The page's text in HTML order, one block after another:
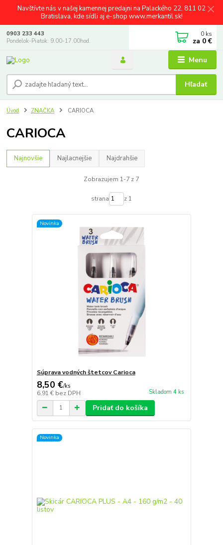
Navštívte nás v našej kamennej predajni na Palackého 22, 811 02
Bratislava, kde sídli aj e-shop www.merkantil.sk!
Menu
Hľadať
0903 233 443
Pondelok-Piatok: 9.00-17.00hod.
0 ks
za 0 €
Úvod ZNAČKA CARIOCA
CARIOCA
Najnovšie Najlacnejšie Najdrahšie
Zobrazujem 1-7 z 7
strana z 1
Novinka
Súprava vodných štetcov Carioca
8,50 €/ks
6,91 € bez DPH Skladom 4 ks
Pridať do košíka
Novinka